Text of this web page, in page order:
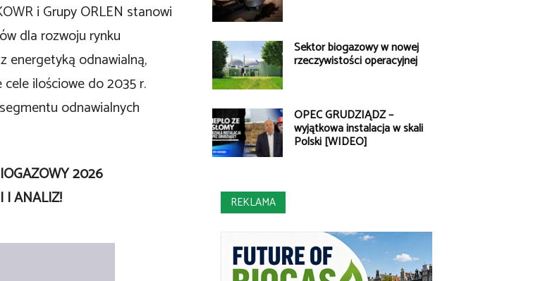
i Grupy ORLEN stanowi
dla rozwoju rynku
energetyką odnawialną,
ilościowe do 2035 r.
odnawialnych
2026
I ANALIZ!
Sektor biogazowy w nowej
rzeczywistości operacyjnej
OPEC GRUDZIĄDZ –
wyjątkowa instalacja w skali
Polski [WIDEO]
REKLAMA